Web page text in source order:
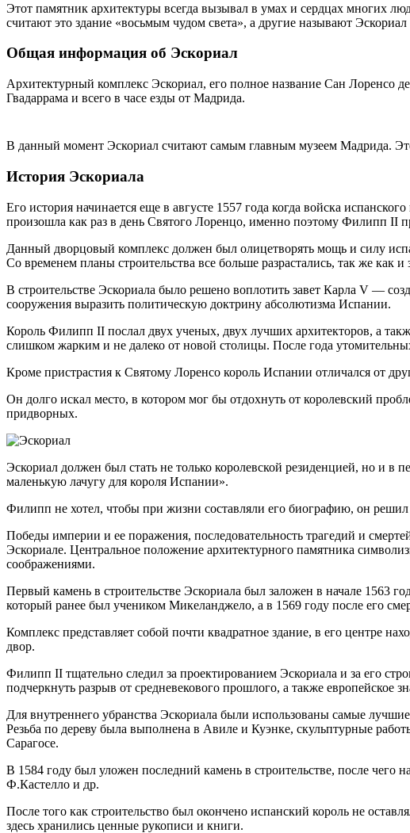
Этот памятник архитектуры всегда вызывал в умах и сердцах многих
считают это здание «восьмым чудом света», а другие называют
Общая информация об Эскориал
Архитектурный комплекс Эскориал, его полное название Сан Лоренсо
Гвадаррама и всего в часе езды от Мадрида.
В данный момент Эскориал считают самым главным музеем Мадрида.
История Эскориала
Его история начинается еще в августе 1557 года когда войска
произошла как раз в день Святого Лоренцо, именно поэтому Филипп II
Данный дворцовый комплекс должен был олицетворять мощь и силу
Со временем планы строительства все больше разрастались, так же как и
В строительстве Эскориала было решено воплотить завет Карла V —
сооружения выразить политическую доктрину абсолютизма Испании.
Король Филипп II послал двух ученых, двух лучших архитекторов, а
слишком жарким и не далеко от новой столицы. После года
Кроме пристрастия к Святому Лоренсо король Испании отличался от
Он долго искал место, в котором мог бы отдохнуть от королевский
придворных.
Эскориал должен был стать не только королевской резиденцией, но и
маленькую лачугу для короля Испании».
Филипп не хотел, чтобы при жизни составляли его биографию, он решил
Победы империи и ее поражения, последовательность трагедий и
Эскориале. Центральное положение архитектурного памятника
соображениями.
Первый камень в строительстве Эскориала был заложен в начале 1563
который ранее был учеником Микеланджело, а в 1569 году после его
Комплекс представляет собой почти квадратное здание, в его центре
двор.
Филипп II тщательно следил за проектированием Эскориала и за его
подчеркнуть разрыв от средневекового прошлого, а также европейское
Для внутреннего убранства Эскориала были использованы самые
Резьба по дереву была выполнена в Авиле и Куэнке, скульптурные
Сарагосе.
В 1584 году был уложен последний камень в строительстве, после
Ф.Кастелло и др.
После того как строительство был окончено испанский король не
здесь хранились ценные рукописи и книги.